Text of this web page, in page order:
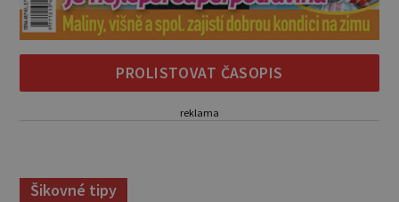
PROLISTOVAT ČASOPIS
reklama
Šikovné tipy